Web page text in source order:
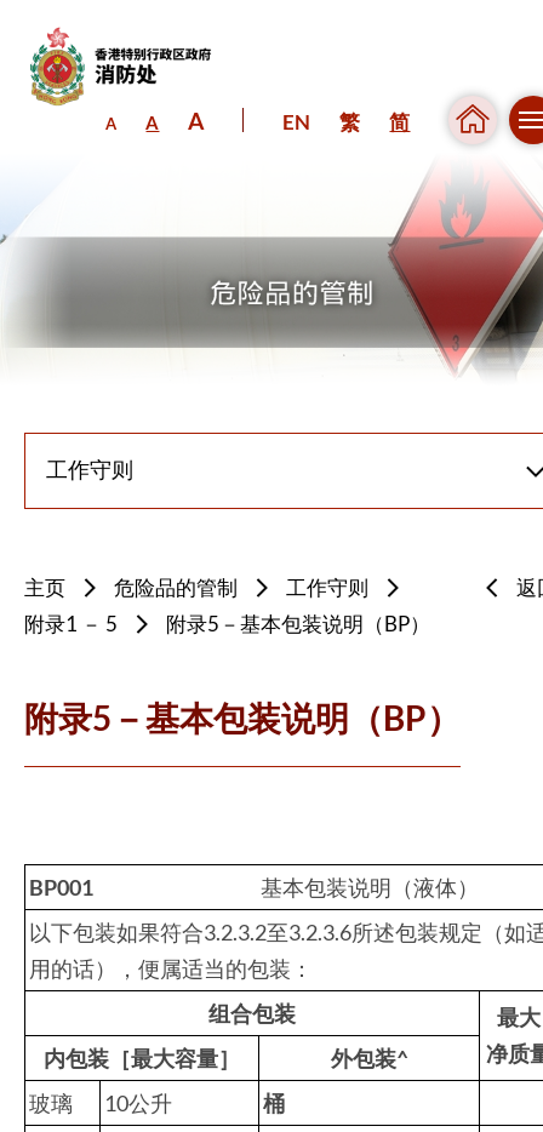
A A A EN 繁 简
主页 危险品的管制
工作守则
附录1 － 5
附录5－基本包装说明（BP）
返
附录5－基本包装说明（BP）
BP001 基本包装说明（液体）
以下包装如果符合3.2.3.2至3.2.3.6所述包装规定（如
用的话），便属适当的包装：
组合包装
最大
净质
内包装［最大容量］ 外包装^
玻璃
10公升
桶